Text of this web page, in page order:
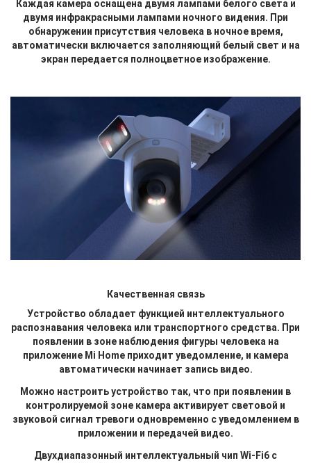
Каждая камера оснащена двумя лампами белого света и
двумя инфракрасными лампами ночного видения. При
обнаружении присутствия человека в ночное время,
автоматически включается заполняющий белый свет и на
экран передается полноцветное изображение.
Качественная связь
Устройство обладает функцией интеллектуального
распознавания человека или транспортного средства. При
появлении в зоне наблюдения фигуры человека на
приложение Mi Home приходит уведомление, и камера
автоматически начинает запись видео.
Можно настроить устройство так, что при появлении в
контролируемой зоне камера активирует световой и
звуковой сигнал тревоги одновременно с уведомлением в
приложении и передачей видео.
Двухдиапазонный интеллектуальный чип Wi-Fi6 с